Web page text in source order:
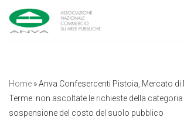
Vai
Home »Anva Confesercenti Pistoia, Mercato
Terme: non ascoltate le richieste della categoria
sospensione del costo del suolo pubblico